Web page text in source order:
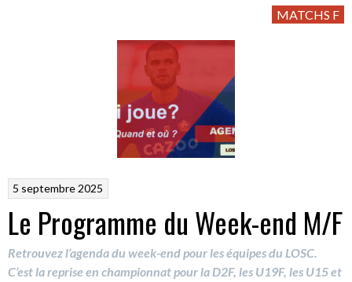
MATCHS F
5 septembre 2025
Le Programme du Week-end M/F
Retrouvez l’agenda du week-end pour les équipes du LOSC.
C’est la reprise en championnat pour la D2F, les U19F, les U15 et